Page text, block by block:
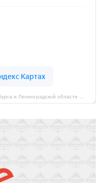
Металлобаза Волхонка на карте Санкт‑Петербурга и Ленинградской области — Яндекс Карты